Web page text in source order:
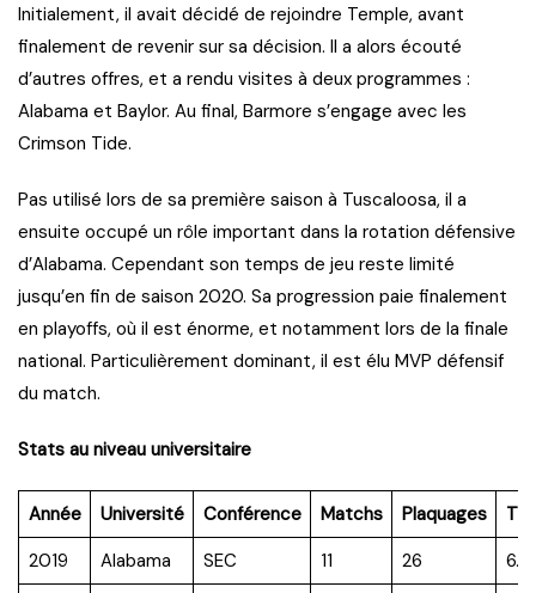
Initialement, il avait décidé de rejoindre Temple, avant
finalement de revenir sur sa décision. Il a alors écouté
d’autres offres, et a rendu visites à deux programmes :
Alabama et Baylor. Au final, Barmore s’engage avec les
Crimson Tide.
Pas utilisé lors de sa première saison à Tuscaloosa, il a
ensuite occupé un rôle important dans la rotation défensive
d’Alabama. Cependant son temps de jeu reste limité
jusqu’en fin de saison 2020. Sa progression paie finalement
en playoffs, où il est énorme, et notamment lors de la finale
national. Particulièrement dominant, il est élu MVP défensif
du match.
Stats au niveau universitaire
Année Université Conférence Matchs Plaquages
TFL
2019
Alabama SEC 11 26
6.0